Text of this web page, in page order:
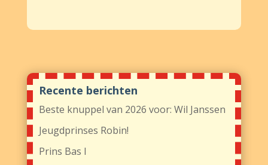
Recente berichten
Beste knuppel van 2026 voor: Wil Janssen
Jeugdprinses Robin!
Prins Bas I